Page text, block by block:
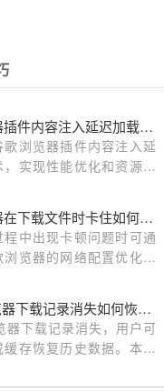
谷歌浏览器插件内容注入延迟加载技术解析
歌浏览器插件内容注入延
实现性能优化和资源合
谷歌浏览器在下载文件时卡住如何优化网络设置
中出现卡顿问题时可通
览器的网络配置优化连
google浏览器下载记录消失如何恢复历史数据
器下载记录消失，用户可
存恢复历史数据。本文